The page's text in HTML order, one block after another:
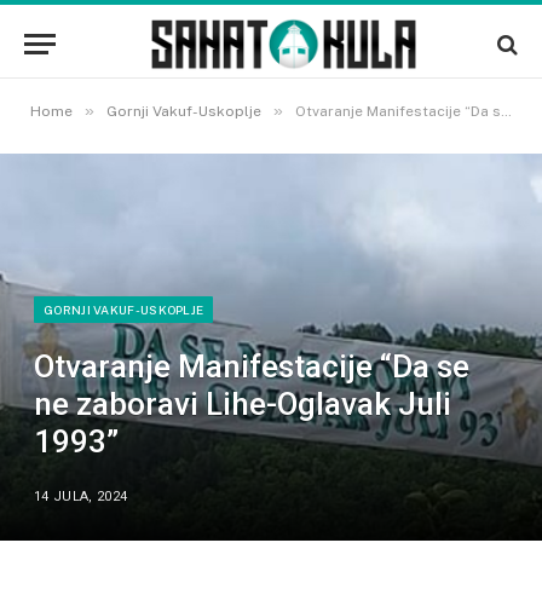
Home » Gornji Vakuf-Uskoplje » Otvaranje Manifestacije “Da se ne zaboravi Lihe-Oglavak Juli 1993”
GORNJI VAKUF-USKOPLJE
Otvaranje Manifestacije “Da se
ne zaboravi Lihe-Oglavak Juli
1993”
14 JULA, 2024